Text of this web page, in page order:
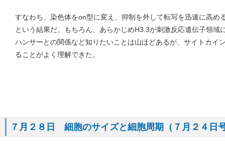
すなわち、染色体をon型に変え、抑制を外して転写を迅速に高め
という結果だ。もちろん、あらかじめH3.3が刺激反応遺伝子領域
ハンサーとの関係など知りたいことは山ほどあるが、サイトカイ
ることがよく理解できた。
７月２８日 細胞のサイズと細胞周期（７月２４日